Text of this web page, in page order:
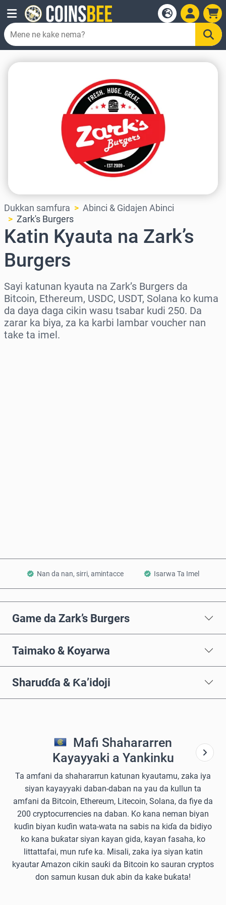
Dukkan samfura
Abinci & Gidajen Abinci
Zark's Burgers
Katin Kyauta na Zark’s
Burgers
Sayi katunan kyauta na Zark’s Burgers da
Bitcoin, Ethereum, USDC, USDT, Solana ko kuma
da daya daga cikin wasu tsabar kudi 250. Da
zarar ka biya, za ka karbi lambar voucher nan
take ta imel.
Nan da nan, sirri, amintacce Isarwa Ta Imel
Game da Zark’s Burgers
Taimako & Koyarwa
Sharuɗɗa & Ƙa’idoji
Mafi Shahararren
Kayayyaki a Yankinku
Ta amfani da shahararrun katunan kyautamu, zaka iya
siyan kayayyaki daban-daban na yau da kullun ta
amfani da Bitcoin, Ethereum, Litecoin, Solana, da fiye da
200 cryptocurrencies na daban. Ko kana neman biyan
kuɗin biyan kuɗin wata-wata na sabis na kiɗa da bidiyo
ko kana buƙatar siyan kayan gida, kayan fasaha, ko
littattafai, mun rufe ka. Misali, zaka iya siyan katin
kyautar Amazon cikin sauƙi da Bitcoin ko sauran cryptos
don samun kusan duk abin da kake buƙata!